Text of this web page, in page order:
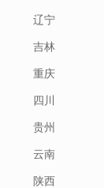
辽宁
吉林
重庆
四川
贵州
云南
陕西